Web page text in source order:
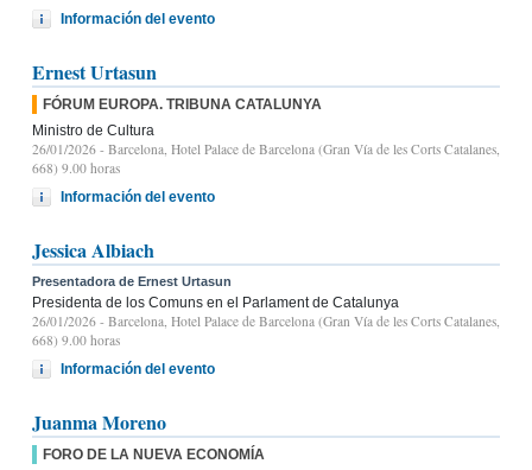
Información del evento
Ernest Urtasun
FÓRUM EUROPA. TRIBUNA CATALUNYA
Ministro de Cultura
26/01/2026 - Barcelona, Hotel Palace de Barcelona (Gran Vía de les Corts Catalanes,
668) 9.00 horas
Información del evento
Jessica Albiach
Presentadora de Ernest Urtasun
Presidenta de los Comuns en el Parlament de Catalunya
26/01/2026 - Barcelona, Hotel Palace de Barcelona (Gran Vía de les Corts Catalanes,
668) 9.00 horas
Información del evento
Juanma Moreno
FORO DE LA NUEVA ECONOMÍA